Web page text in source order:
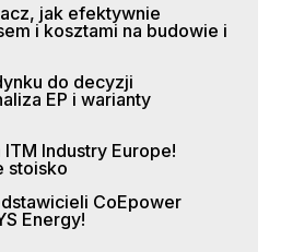
jak efektywnie
i kosztami na budowie i
do decyzji
EP i warianty
Industry Europe!
stoisko
CoEpower
Energy!